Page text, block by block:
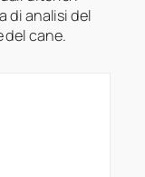
di analisi del
del cane.